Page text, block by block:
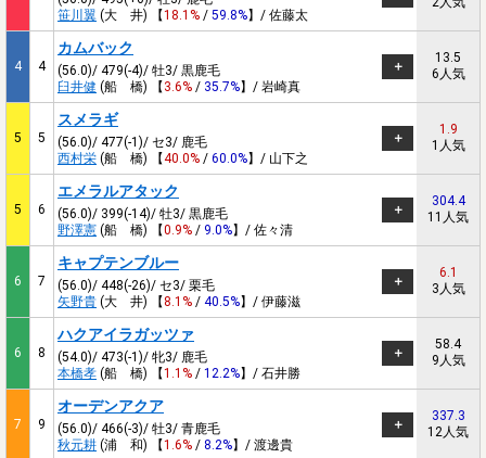
笹川翼 (大 井) 【18.1% / 59.8%】/ 佐藤太
4 4
カムバック
(56.0)/ 479(-4)/ 牡3/ 黒鹿毛
臼井健 (船 橋) 【 3.6% / 35.7%】/ 岩崎真
13.5
6人気
5 5
スメラギ
(56.0)/ 477(-1)/ セ3/ 鹿毛
西村栄 (船 橋) 【40.0% / 60.0%】/ 山下之
1.9
1人気
5 6
エメラルアタック
(56.0)/ 399(-14)/ 牡3/ 黒鹿毛
野澤憲 (船 橋) 【0.9% / 9.0%】/ 佐々清
304.4
11人気
6 7
キャプテンブルー
(56.0)/ 448(-26)/ セ3/ 栗毛
矢野貴 (大 井) 【 8.1% / 40.5%】/ 伊藤滋
6.1
3人気
6 8
ハクアイラガッツァ
(54.0)/ 473(-1)/ 牝3/ 鹿毛
本橋孝 (船 橋) 【1.1% / 12.2%】/ 石井勝
58.4
9人気
7 9
オーデンアクア
(56.0)/ 466(-3)/ 牡3/ 青鹿毛
秋元耕 (浦 和) 【1.6% / 8.2%】/ 渡邊貴
337.3
12人気